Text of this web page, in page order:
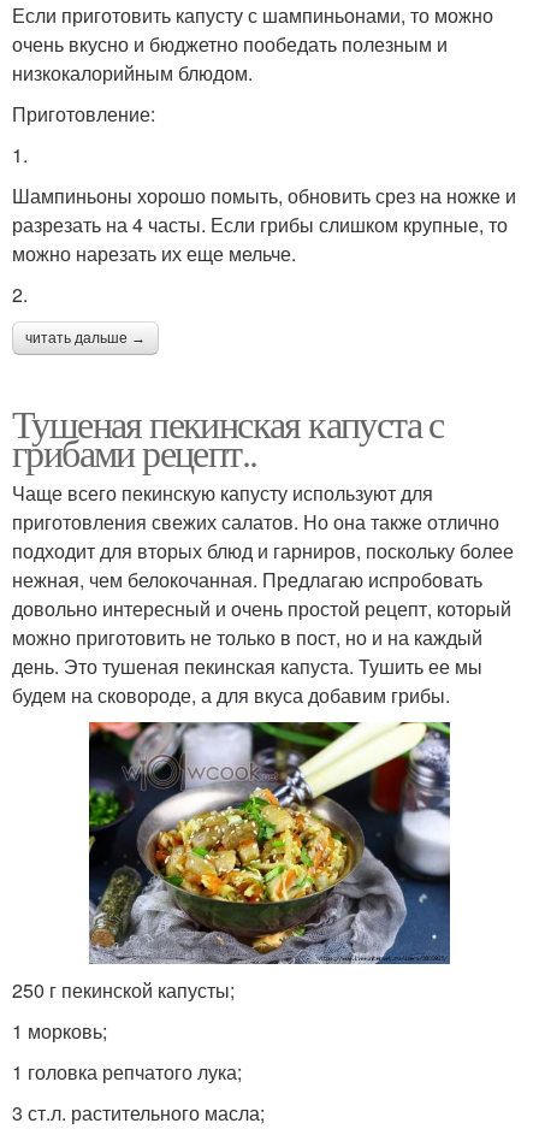
Если приготовить капусту с шампиньонами, то можно
очень вкусно и бюджетно пообедать полезным и
низкокалорийным блюдом.
Приготовление:
1.
Шампиньоны хорошо помыть, обновить срез на ножке и
разрезать на 4 часты. Если грибы слишком крупные, то
можно нарезать их еще мельче.
2.
читать дальше →
Тушеная пекинская капуста с
грибами рецепт..
Чаще всего пекинскую капусту используют для
приготовления свежих салатов. Но она также отлично
подходит для вторых блюд и гарниров, поскольку более
нежная, чем белокочанная. Предлагаю испробовать
довольно интересный и очень простой рецепт, который
можно приготовить не только в пост, но и на каждый
день. Это тушеная пекинская капуста. Тушить ее мы
будем на сковороде, а для вкуса добавим грибы.
250 г пекинской капусты;
1 морковь;
1 головка репчатого лука;
3 ст.л. растительного масла;